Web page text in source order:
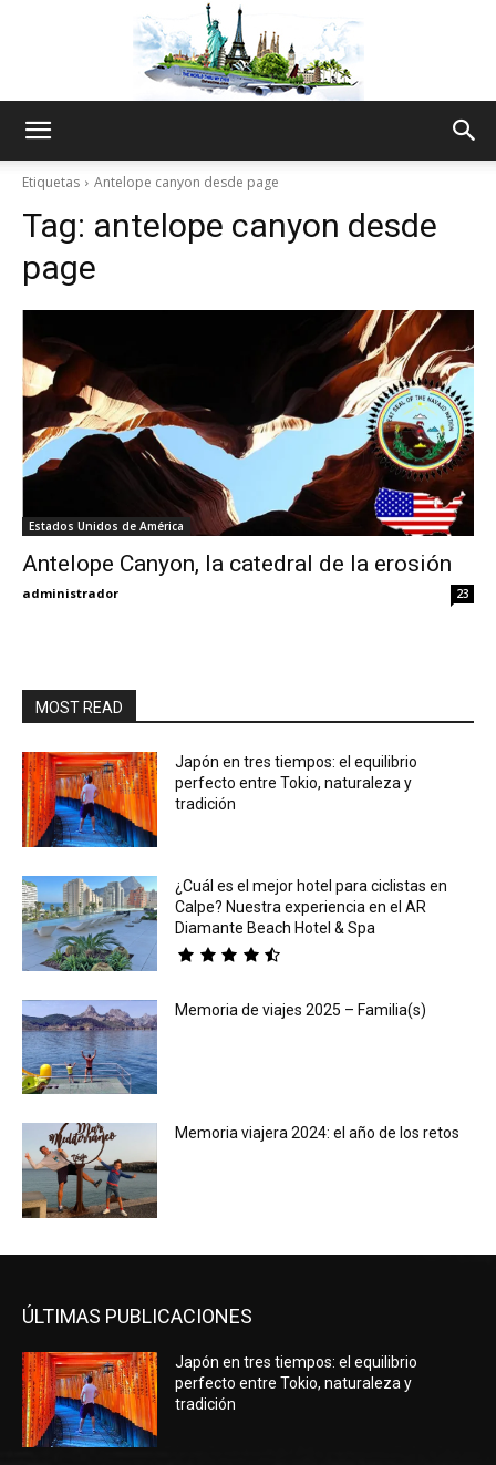
My
Etiquetas Antelope canyon desde page
Tag: antelope canyon desde
page
Estados Unidos de América
Antelope Canyon, la catedral de la erosión
administrador 23
MOST READ
Japón en tres tiempos: el equilibrio
perfecto entre Tokio, naturaleza y
tradición
¿Cuál es el mejor hotel para ciclistas en
Calpe? Nuestra experiencia en el AR
Diamante Beach Hotel & Spa
Memoria de viajes 2025 – Familia(s)
Memoria viajera 2024: el año de los retos
ÚLTIMAS PUBLICACIONES
Japón en tres tiempos: el equilibrio
perfecto entre Tokio, naturaleza y
tradición